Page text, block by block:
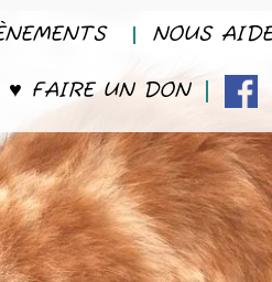
NOUS
♥ FAIRE UN DON